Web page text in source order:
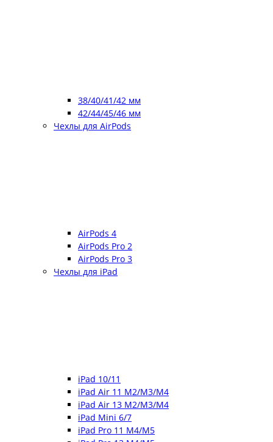
38/40/41/42 мм
42/44/45/46 мм
Чехлы для AirPods
AirPods 4
AirPods Pro 2
AirPods Pro 3
Чехлы для iPad
iPad 10/11
iPad Air 11 M2/M3/M4
iPad Air 13 M2/M3/M4
iPad Mini 6/7
iPad Pro 11 M4/M5